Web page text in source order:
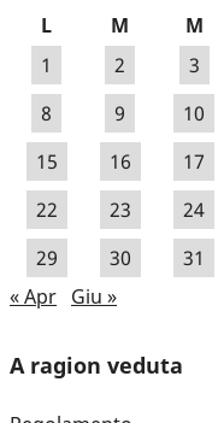
L M M
1
2 3
8
9 10
15
16 17
22
23 24
29
30
31
« Apr Giu »
A ragion veduta